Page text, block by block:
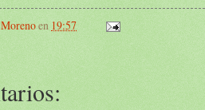
en 19:57